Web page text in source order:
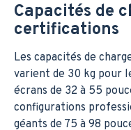
Capacités de
certifications
Les capacités de
varient de 30 kg pour
écrans de 32 à 55
configurations
géants de 75 à 98